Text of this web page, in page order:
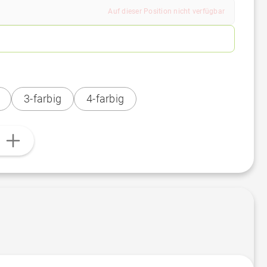
Auf dieser Position nicht verfügbar
3-farbig 4-farbig